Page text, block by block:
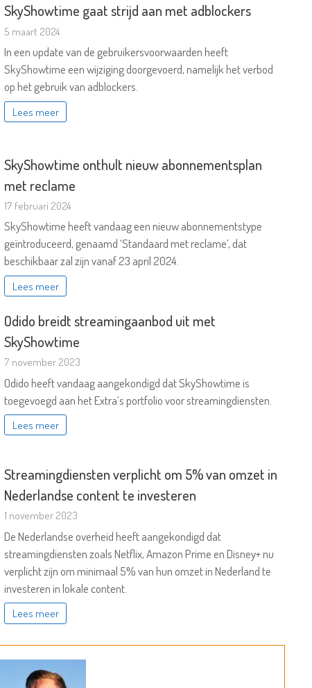
SkyShowtime gaat strijd aan met adblockers
5 maart 2024
In een update van de gebruikersvoorwaarden heeft
SkyShowtime een wijziging doorgevoerd, namelijk het verbod
op het gebruik van adblockers.
Lees meer
SkyShowtime onthult nieuw abonnementsplan
met reclame
17 februari 2024
SkyShowtime heeft vandaag een nieuw abonnementstype
geïntroduceerd, genaamd ‘Standaard met reclame’, dat
beschikbaar zal zijn vanaf 23 april 2024.
Lees meer
Odido breidt streamingaanbod uit met
SkyShowtime
7 november 2023
Odido heeft vandaag aangekondigd dat SkyShowtime is
toegevoegd aan het Extra’s portfolio voor streamingdiensten.
Lees meer
Streamingdiensten verplicht om 5% van omzet in
Nederlandse content te investeren
1 november 2023
De Nederlandse overheid heeft aangekondigd dat
streamingdiensten zoals Netflix, Amazon Prime en Disney+ nu
verplicht zijn om minimaal 5% van hun omzet in Nederland te
investeren in lokale content.
Lees meer